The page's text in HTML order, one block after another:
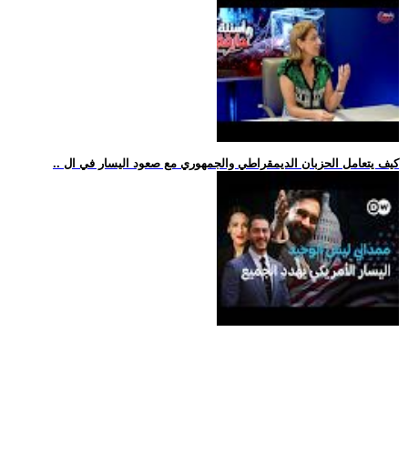
.. كيف يتعامل الحزبان الديمقراطي والجمهوري مع صعود اليسار في ال